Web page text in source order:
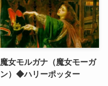
魔女モルガナ（魔女モーガ
ン）◆ハリーポッター